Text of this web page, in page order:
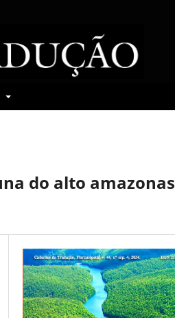
do alto amazonas